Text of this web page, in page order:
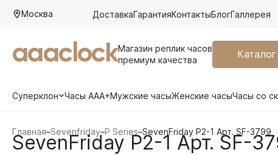
Москва ДоставкаГарантияКонтактыБлогГаллерея
aaaclockМагазин реплик часов
премиум качества
Суперклон Часы AAA+Мужские часыЖенские часыЧасы со
Главная–Sevenfriday–P Series–SevenFriday P2-1 Арт. SF-3799
SevenFriday P2-1 Арт. SF-